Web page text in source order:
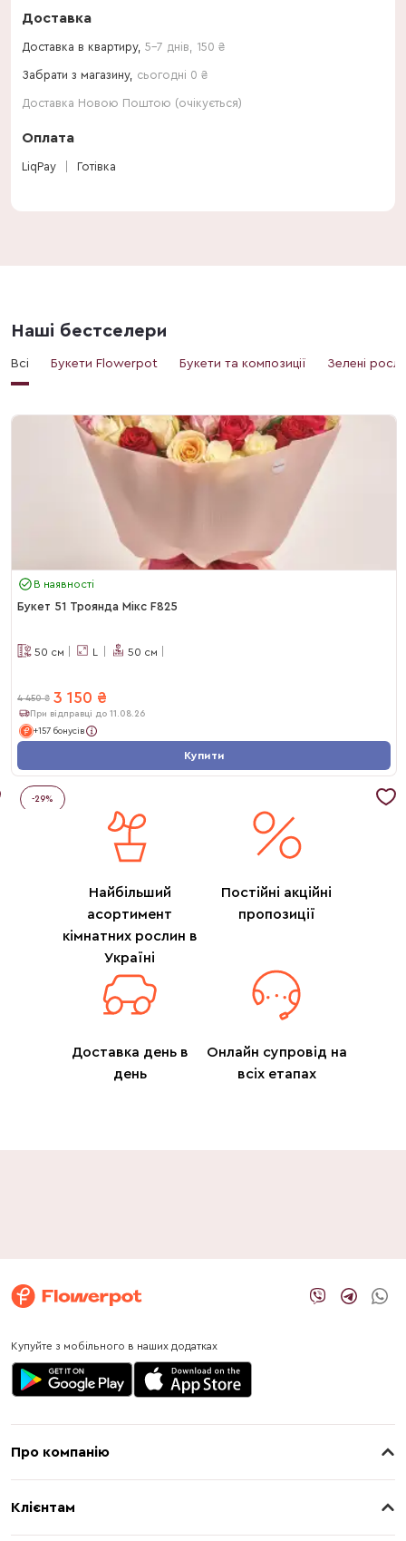
Доставка
Доставка в квартиру, 5-7 днів 150 ₴
Забрати з магазину, сьогодні 0 ₴
Доставка Новою Поштою (очікується)
Оплата
LiqPay Готівка
Наші бестселери
Всі Букети Flowerpot Букети та композиції Зелені
В наявності
Букет 51 Троянда Мікс F825
50 см L 50 см
4 450 ₴ 3 150 ₴
При відправці до 11.08.26
+157 бонусів
Купити
-29%
Найбільший
асортимент
кімнатних рослин в
Україні
Постійні акційні
пропозиції
Доставка день в
день
Онлайн супровід на
всіх етапах
Купуйте з мобільного в наших додатках
Про компанію
Клієнтам